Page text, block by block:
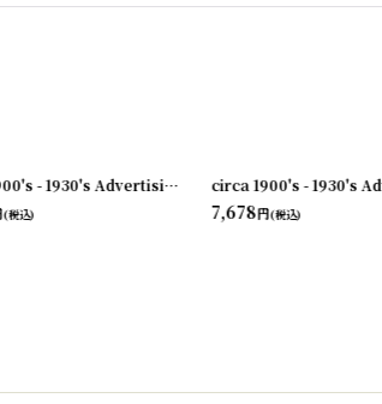
[231003-10
circa 1900's - 1930's Advertising Clip NORWICH・UNION...
(税込) 7,678円(税込)